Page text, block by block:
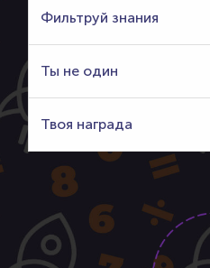
Фильтруй знания
Ты не один
Твоя награда